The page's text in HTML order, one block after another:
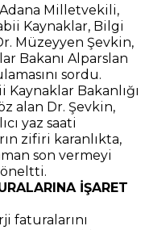
Milletvekili,
Kaynaklar, Bilgi
Müzeyyen Şevkin,
Bakanı Alparslan
sordu.
Kaynaklar Bakanlığı
alan Dr. Şevkin,
yaz saati
zifiri karanlıkta,
son vermeyi
İŞARET
faturalarını